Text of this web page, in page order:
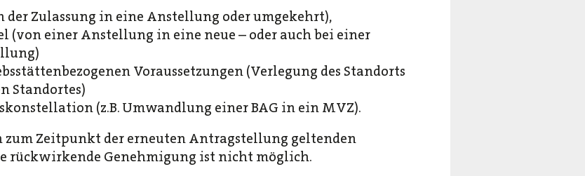
der Zulassung in eine Anstellung oder umgekehrt),
(von einer Anstellung in eine neue – oder auch bei einer
Voraussetzungen (Verlegung des Standorts
Standortes)
(z.B. Umwandlung einer BAG in ein MVZ).
Zeitpunkt der erneuten Antragstellung geltenden
rückwirkende Genehmigung ist nicht möglich.